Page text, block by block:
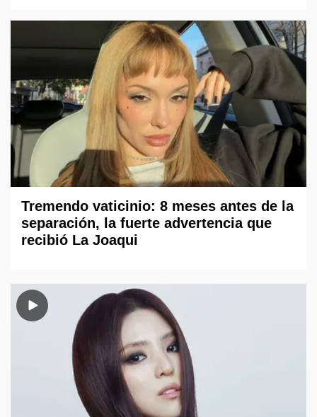
Tremendo vaticinio: 8 meses antes de la
separación, la fuerte advertencia que
recibió La Joaqui